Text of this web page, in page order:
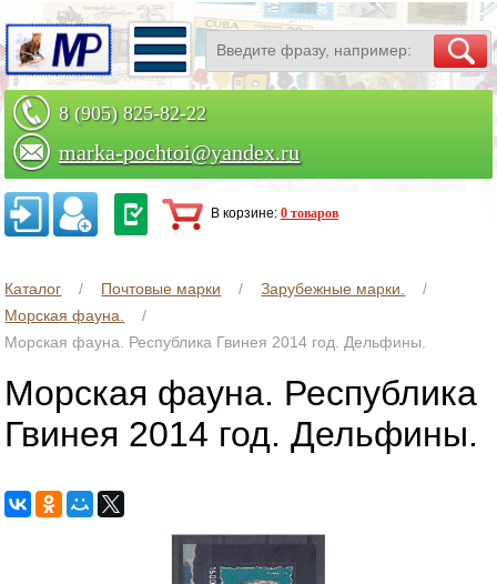
8 (905) 825-82-22
marka-pochtoi@yandex.ru
Заказать по телефону
В корзине: 0 товаров
Каталог Почтовые марки
Зарубежные марки.
Морская фауна.
Морская фауна. Республика Гвинея 2014 год. Дельфины.
Морская фауна. Республика
Гвинея 2014 год. Дельфины.